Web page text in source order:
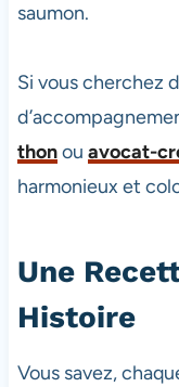
saumon.
Si vous cherchez
thonou avocat-
harmonieux et
Une
Histoire
Vous savez,